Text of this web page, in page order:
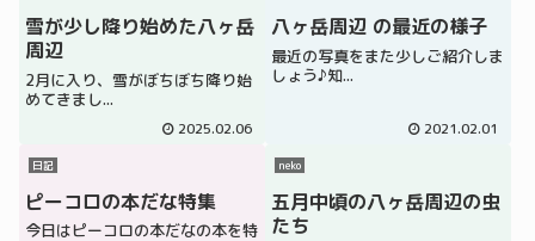
雪が少し降り始めた八ヶ岳
周辺
2月に入り、雪がぼちぼち降り始
めてきまし...
2025.02.06
八ヶ岳周辺 の最近の様子
最近の写真をまた少しご紹介しま
しょう♪知...
2021.02.01
日記
ピーコロの本だな特集
今日はピーコロの本だなの本を特
neko
五月中頃の八ヶ岳周辺の虫
たち